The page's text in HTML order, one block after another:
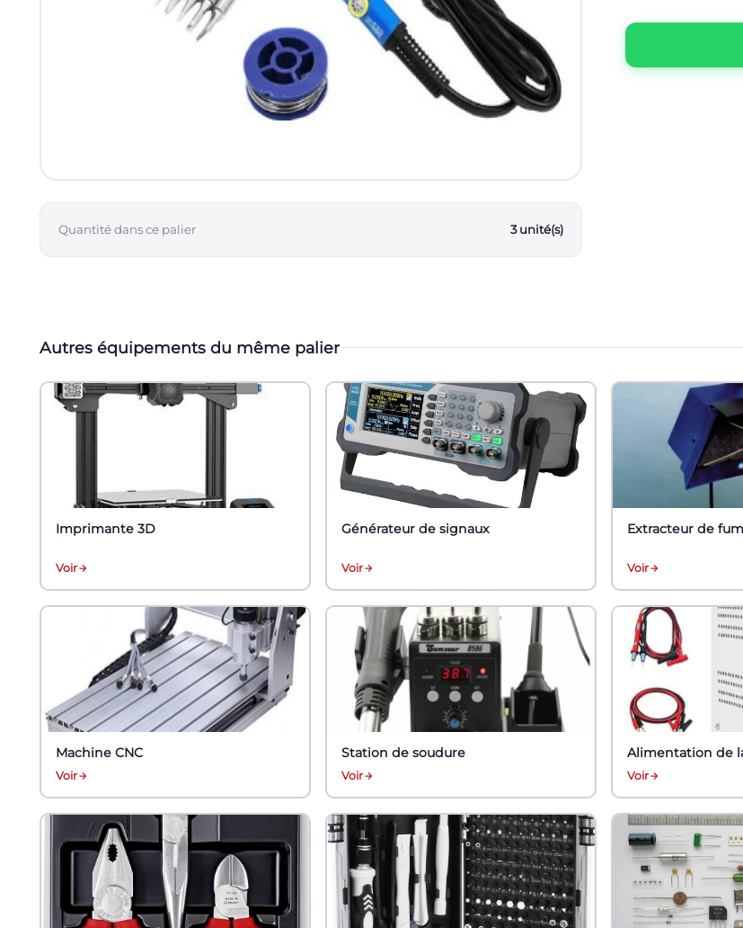
Quantité dans ce palier 3 unité(s)
Autres équipements du même palier
Imprimante 3D
Voir
Générateur de signaux
Voir
Extracteur de
Voir
Machine CNC
Voir
Station de soudure
Voir
Alimentation de
Voir